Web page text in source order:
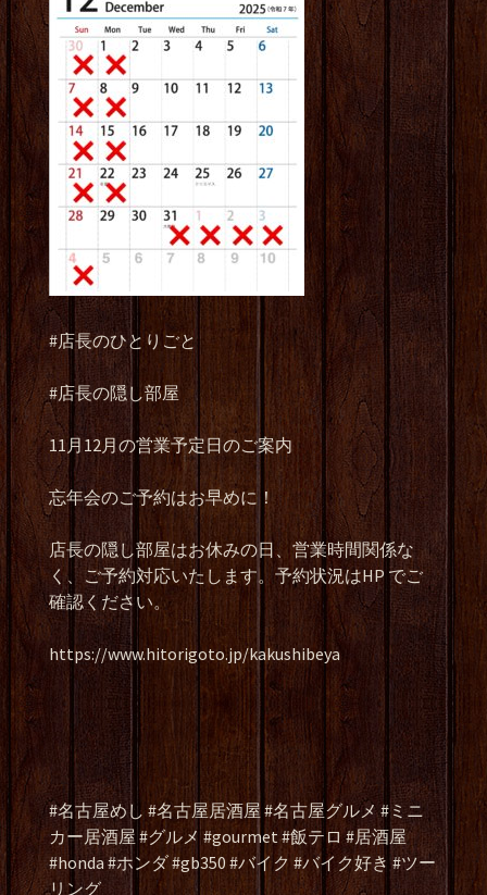
#店長のひとりごと
#店長の隠し部屋
11月12月の営業予定日のご案内
忘年会のご予約はお早めに！
店長の隠し部屋はお休みの日、営業時間関係な
く、ご予約対応いたします。予約状況はHP でご
確認ください。
https://www.hitorigoto.jp/kakushibeya
#名古屋めし #名古屋居酒屋 #名古屋グルメ #ミニ
カー居酒屋 #グルメ #gourmet #飯テロ #居酒屋
#honda #ホンダ #gb350 #バイク #バイク好き #ツー
リング